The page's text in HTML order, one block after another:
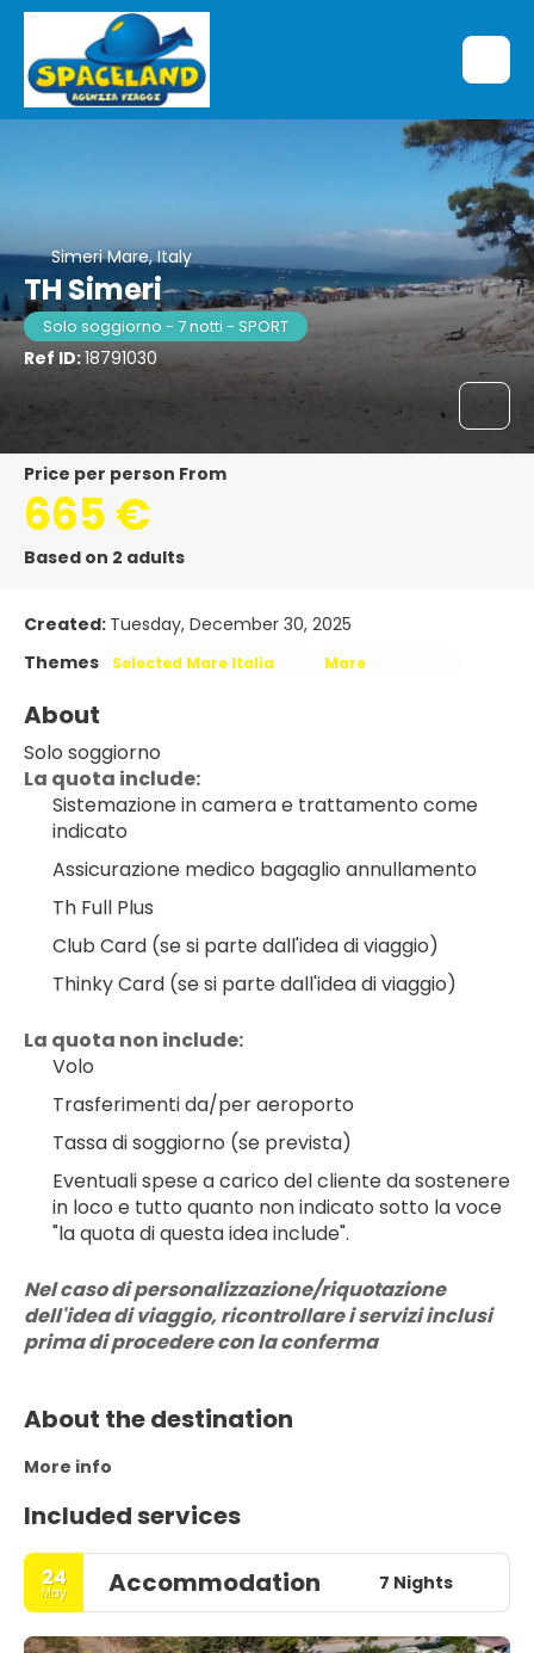
Simeri Mare, Italy
TH Simeri
Solo soggiorno - 7 notti - SPORT
Ref ID:18791030
price per person From
665 €
Based on 2 adults
Created: Tuesday, December 30, 2025
Themes
Selected Mare Italia Mare
About
Solo soggiorno
La quota include:
Sistemazione in camera e trattamento come
indicato
Assicurazione medico bagaglio annullamento
Th Full Plus
Club Card (se si parte dall'idea di viaggio)
Thinky Card (se si parte dall'idea di viaggio)
La quota non include:
Volo
Trasferimenti da/per aeroporto
Tassa di soggiorno (se prevista)
Eventuali spese a carico del cliente da sostenere
in loco e tutto quanto non indicato sotto la voce
"la quota di questa idea include".
Nel caso di personalizzazione/riquotazione
dell'idea di viaggio, ricontrollare i servizi inclusi
prima di procedere con la conferma
About the destination
More info
Included services
24
May Accommodation 7 Nights